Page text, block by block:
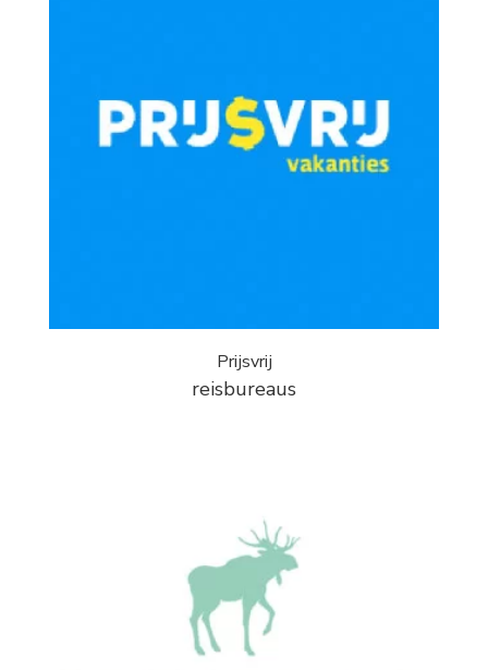
Prijsvrij
reisbureaus